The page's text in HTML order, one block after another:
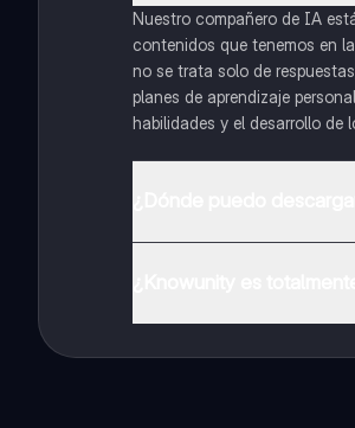
Nuestro compañero de IA
contenidos que tenemos en
no se trata solo de
planes de aprendizaje
habilidades y el desarrollo de
inmeditamente. Puedes